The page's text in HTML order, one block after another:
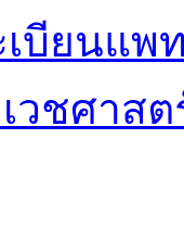
บียนแพ
วชศาส